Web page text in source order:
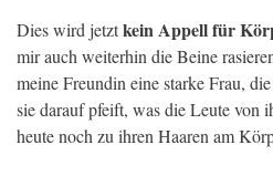
Dies wird jetztkein Appell für
mir auch weiterhin die Beine
meine Freundin eine starke Frau,
sie darauf pfeift, was die Leute von
heute noch zu ihren Haaren am